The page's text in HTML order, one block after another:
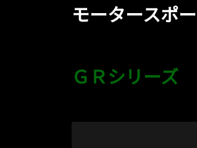
モータースポ
ＧＲシリーズ